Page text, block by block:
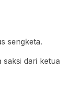
sengketa.
saksi dari ketua